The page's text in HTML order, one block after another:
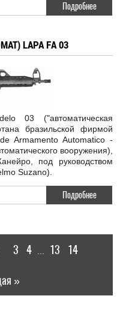
Подробнее
LAPA FA 03
03 ("автоматическая
бразильской фирмой
Armamento Automatico -
вооружения),
под руководством
Suzano).
Подробнее
3 4 13 14
»